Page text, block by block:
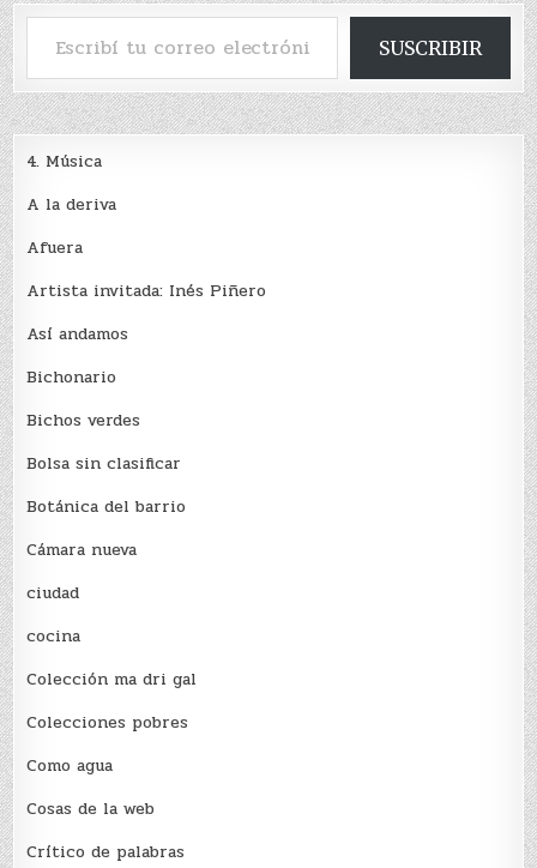
Escribí tu correo electrónico…
SUSCRIBIR
4. Música
A la deriva
Afuera
Artista invitada: Inés Piñero
Así andamos
Bichonario
Bichos verdes
Bolsa sin clasificar
Botánica del barrio
Cámara nueva
ciudad
cocina
Colección ma dri gal
Colecciones pobres
Como agua
Cosas de la web
Crítico de palabras